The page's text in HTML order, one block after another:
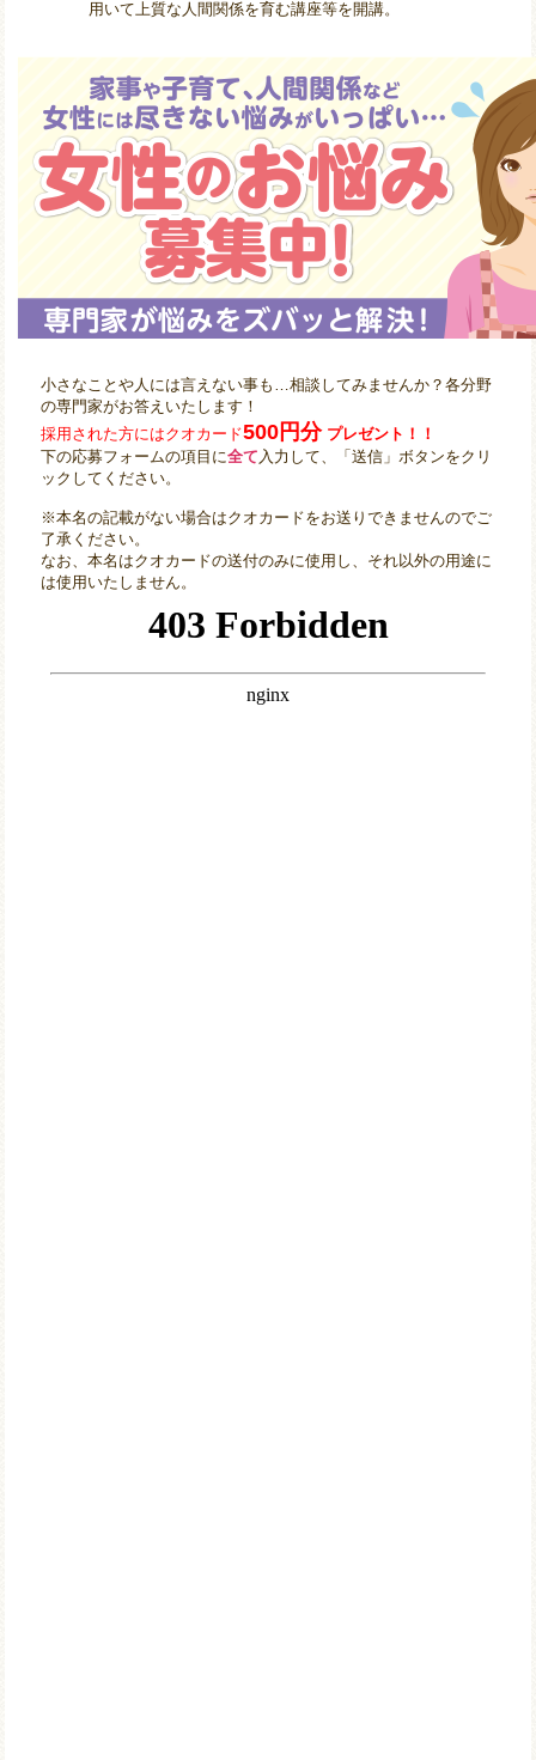
用いて上質な人間関係を育む講座等を開講。
小さなことや人には言えない事も…相談してみませんか？各分野
の専門家がお答えいたします！
採用された方にはクオカード500円分プレゼント！！
下の応募フォームの項目に全て 入力して、「送信」ボタンをクリ
ックしてください。
※本名の記載がない場合はクオカードをお送りできませんのでご
了承ください。
なお、本名はクオカードの送付のみに使用し、それ以外の用途に
は使用いたしません。